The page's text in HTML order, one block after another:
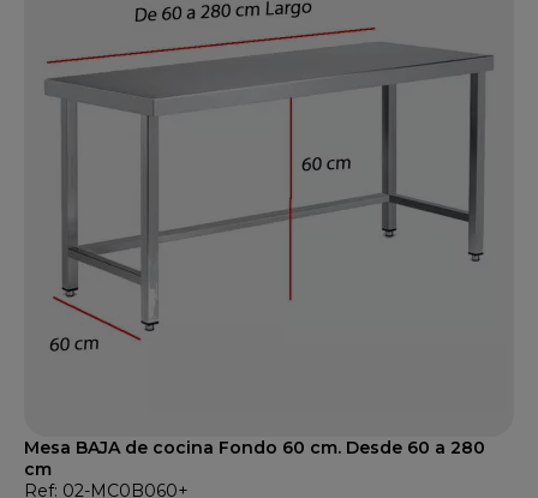
Mesa BAJA de cocina Fondo 60 cm. Desde 60 a 280
cm
Ref: 02-MC0B060+